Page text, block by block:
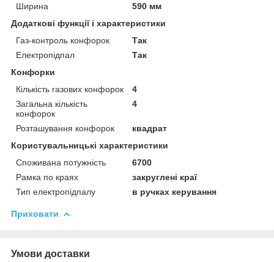
Ширина
590 мм
Додаткові функції і характеристики
Газ-контроль конфорок
Так
Електропідпал
Так
Конфорки
Кількість газових конфорок
4
Загальна кількість
конфорок
4
Розташування конфорок
квадрат
Користувальницькі характеристики
Споживана потужність
6700
Рамка по краях
закруглені краї
Тип електропідпалу
в ручках керування
Приховати
Умови доставки